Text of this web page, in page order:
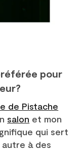
pour
de Pistache
salon et mon
qui sert
à des